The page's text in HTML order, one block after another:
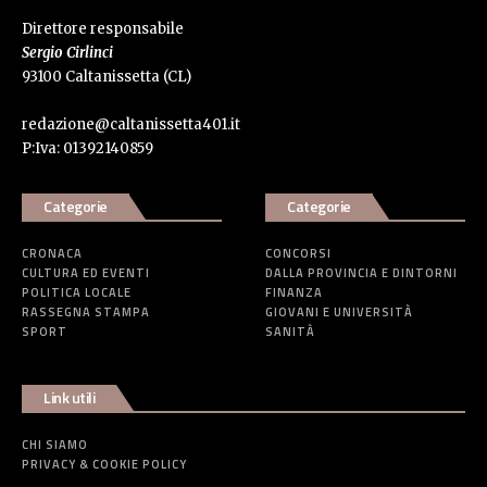
Direttore responsabile
Sergio Cirlinci
93100 Caltanissetta (CL)
redazione@caltanissetta401.it
P:Iva: 01392140859
Categorie
CRONACA
CULTURA ED EVENTI
POLITICA LOCALE
RASSEGNA STAMPA
SPORT
Categorie
CONCORSI
DALLA PROVINCIA E DINTORNI
FINANZA
GIOVANI E UNIVERSITÀ
SANITÀ
Link utili
CHI SIAMO
PRIVACY & COOKIE POLICY